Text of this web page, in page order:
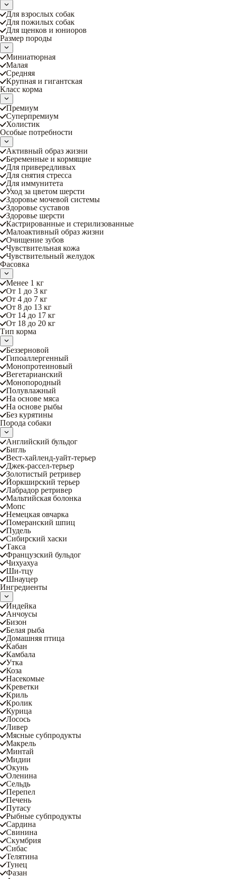
Для взрослых собак
Для пожилых собак
Для щенков и юниоров
Размер породы
Миниатюрная
Малая
Средняя
Крупная и гигантская
Класс корма
Премиум
Суперпремиум
Холистик
Особые потребности
Активный образ жизни
Беременные и кормящие
Для привередливых
Для снятия стресса
Для иммунитета
Уход за цветом шерсти
Здоровье мочевой системы
Здоровье суставов
Здоровье шерсти
Кастрированные и стерилизованные
Малоактивный образ жизни
Очищение зубов
Чувствительная кожа
Чувствительный желудок
Фасовка
Менее 1 кг
От 1 до 3 кг
От 4 до 7 кг
От 8 до 13 кг
От 14 до 17 кг
От 18 до 20 кг
Тип корма
Беззерновой
Гипоаллергенный
Монопротеиновый
Вегетарианский
Монопородный
Полувлажный
На основе мяса
На основе рыбы
Без курятины
Порода собаки
Английский бульдог
Бигль
Вест-хайленд-уайт-терьер
Джек-рассел-терьер
Золотистый ретривер
Йоркширский терьер
Лабрадор ретривер
Мальтийская болонка
Мопс
Немецкая овчарка
Померанский шпиц
Пудель
Сибирский хаски
Такса
Французский бульдог
Чихуахуа
Ши-тцу
Шнауцер
Ингредиенты
Индейка
Анчоусы
Бизон
Белая рыба
Домашняя птица
Кабан
Камбала
Утка
Коза
Насекомые
Креветки
Криль
Кролик
Курица
Лосось
Ливер
Мясные субпродукты
Макрель
Минтай
Мидии
Окунь
Оленина
Сельдь
Перепел
Печень
Путасу
Рыбные субпродукты
Сардина
Свинина
Скумбрия
Сибас
Телятина
Тунец
Фазан